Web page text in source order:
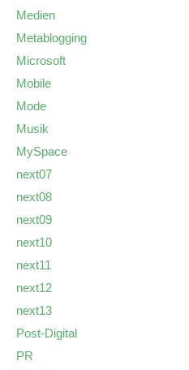
Medien
Metablogging
Microsoft
Mobile
Mode
Musik
MySpace
next07
next08
next09
next10
next11
next12
next13
Post-Digital
PR